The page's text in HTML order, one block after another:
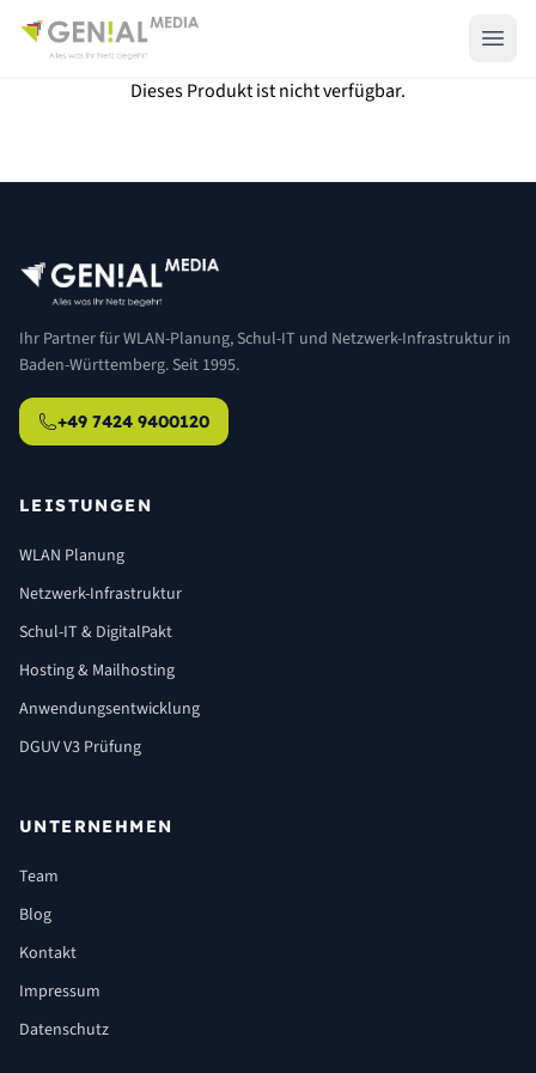
Dieses Produkt ist nicht verfügbar.
Ihr Partner für WLAN-Planung, Schul-IT und Netzwerk-Infrastruktur in
Baden-Württemberg. Seit 1995.
+49 7424 9400120
LEISTUNGEN
WLAN Planung
Netzwerk-Infrastruktur
Schul-IT & DigitalPakt
Hosting & Mailhosting
Anwendungsentwicklung
DGUV V3 Prüfung
UNTERNEHMEN
Team
Blog
Kontakt
Impressum
Datenschutz